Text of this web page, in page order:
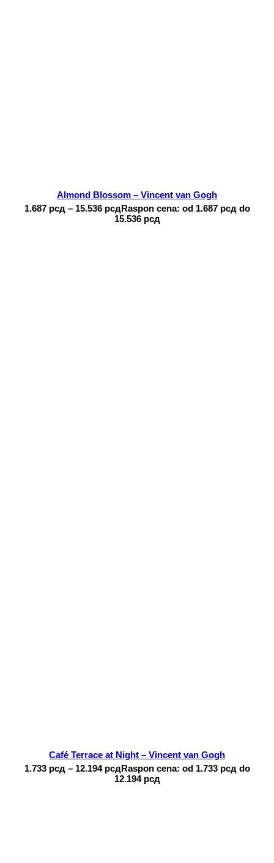
Almond Blossom – Vincent van Gogh
1.687 рсд – 15.536 рсдRaspon cena: od 1.687 рсд do
15.536 рсд
Café Terrace at Night – Vincent van Gogh
1.733 рсд – 12.194 рсдRaspon cena: od 1.733 рсд do
12.194 рсд